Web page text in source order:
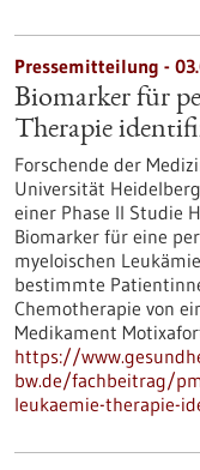
Pressemitteilung -
Biomarker für
Therapie
Forschende der
Universität
einer Phase II Studie
Biomarker für eine
myeloischen
bestimmte
Chemotherapie von
Medikament
https://
bw.de/fachbeitrag/
leukaemie-therapie-